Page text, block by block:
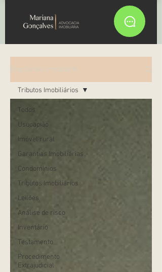
Todos
Usucapião
Imóvel rural
Garantias Imobiliárias
Condomínios
Tributos Imobiliários
Leilões
Análise de risco
Inventário
Testamento
Procedimento
Extrajudicial
Tributos Imobiliários